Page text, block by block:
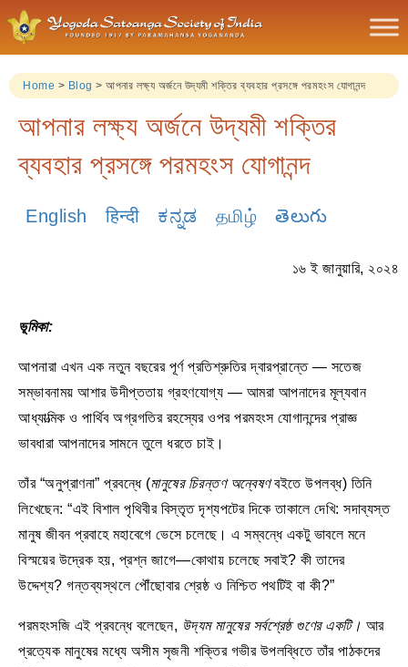
Home > Blog > আপনার লক্ষ্য অর্জনে উদ্যমী শক্তির ব্যবহার প্রসঙ্গে পরমহংস যোগানন্দ
আপনার লক্ষ্য অর্জনে উদ্যমী শক্তির
ব্যবহার প্রসঙ্গে পরমহংস যোগানন্দ
English हिन्दी ಕನ್ನಡ தமிழ் తెలుగు
১৬ ই জানুয়ারি, ২০২৪
ভূমিকা:
আপনারা এখন এক নতুন বছরের পূর্ণ প্রতিশ্রুতির দ্বারপ্রান্তে — সতেজ
সম্ভাবনাময় আশার উদীপ্ততায় গ্রহণযোগ্য — আমরা আপনাদের মূল্যবান
আধ্যাত্মিক ও পার্থিব অগ্রগতির রহস্যের ওপর পরমহংস যোগানন্দের প্রাজ্ঞ
ভাবধারা আপনাদের সামনে তুলে ধরতে চাই।
তাঁর “অনুপ্রাণনা” প্রবন্ধে (মানুষের চিরন্তণ অন্বেষণবইতে উপলব্ধ) তিনি
লিখেছেন: “এই বিশাল পৃথিবীর বিস্তৃত দৃশ্যপটের দিকে তাকালে দেখি: সদাব্যস্ত
মানুষ জীবন প্রবাহে মহাবেগে ভেসে চলেছে। এ সম্বন্ধে একটু ভাবলে মনে
বিস্ময়ের উদ্রেক হয়, প্রশ্ন জাগে—কোথায় চলেছে সবাই? কী তাদের
উদ্দেশ্য? গন্তব্যস্থলে পৌঁছোবার শ্রেষ্ঠ ও নিশ্চিত পথটিই বা কী?”
পরমহংসজি এই প্রবন্ধে বলেছেন, উদ্যম মানুষের সর্বশ্রেষ্ঠ গুণের একটি। আর
প্রত্যেক মানুষের মধ্যে অসীম সৃজনী শক্তির গভীর উপলব্ধিতে তাঁর পাঠকদের